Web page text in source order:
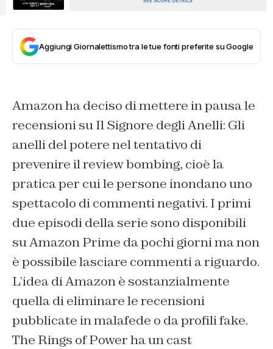
Aggiungi Giornalettismo tra le tue fonti preferite su Google
Amazon ha deciso di mettere in pausa le
recensioni suIl Signore degli Anelli: Gli
anelli del poterenel tentativo di
prevenire ilreview bombing, cioè la
pratica per cui le persone inondano uno
spettacolo di commenti negativi. I primi
due episodi della serie sono disponibili
su Amazon Prime da pochi giorni ma non
è possibile lasciare commenti a riguardo.
L’idea di Amazon è sostanzialmente
quella di eliminare le recensioni
pubblicate in malafede o da profili fake.
The Rings of Powerha un cast